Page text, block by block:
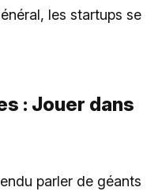
les startups se
: Jouer dans
parler de géants